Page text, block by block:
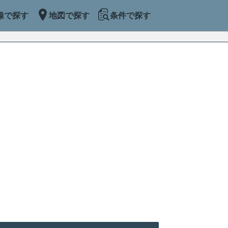
で探す 地図で探す 条件で探す